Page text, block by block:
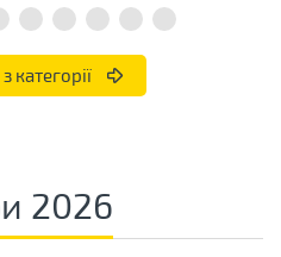
категорії
2026